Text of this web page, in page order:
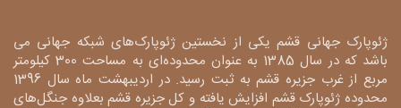
ژئوپارک جهانی قشم یکی از نخستین ژئوپارک‌های شبکه جهانی می
باشد که در سال 1385 به عنوان محدوده‌ای به مساحت 300 کیلومتر
مربع از غرب جزیره قشم به ثبت رسید. در اردیبهشت ماه سال 1396
محدوده ژئوپارک قشم افزایش یافته و کل جزیره قشم بعلاوه جنگل‌های